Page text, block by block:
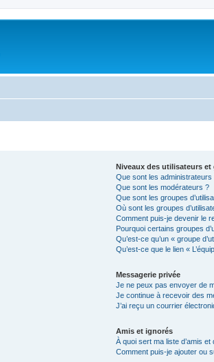
Niveaux des utilisateurs
Que sont les administrateurs
Que sont les modérateurs ?
Que sont les groupes
Où sont les groupes
Comment puis-je devenir le
Pourquoi certains groupes
Qu’est-ce qu’un « groupe
Qu’est-ce que le lien «
Messagerie privée
Je ne peux pas envoyer de
Je continue à recevoir des
J’ai reçu un courrier
Amis et ignorés
À quoi sert ma liste d’amis et
Comment puis-je ajouter ou